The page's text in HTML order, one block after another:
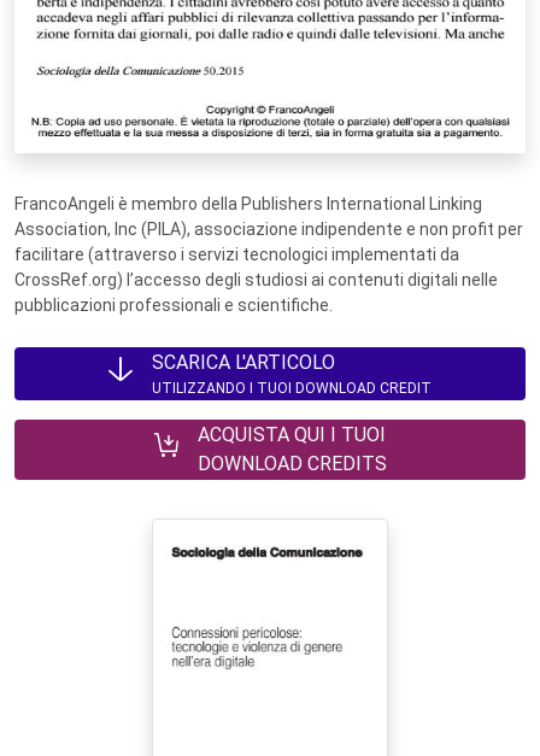
FrancoAngeli è membro della Publishers International Linking
Association, Inc (PILA), associazione indipendente e non profit per
facilitare (attraverso i servizi tecnologici implementati da
CrossRef.org) l’accesso degli studiosi ai contenuti digitali nelle
pubblicazioni professionali e scientifiche.
SCARICA L'ARTICOLO
UTILIZZANDO I TUOI DOWNLOAD CREDIT
ACQUISTA QUI I TUOI
DOWNLOAD CREDITS